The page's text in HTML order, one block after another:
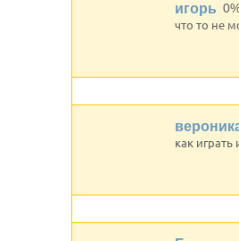
игорь
что то не
как играть